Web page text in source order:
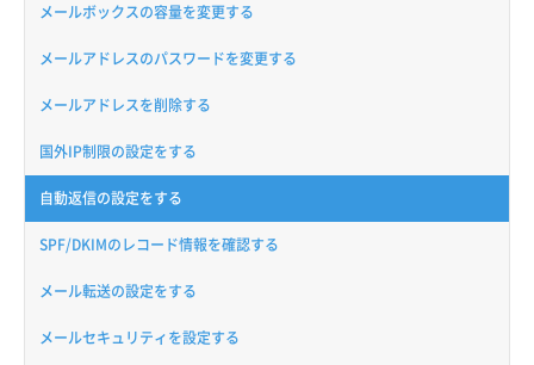
メールボックスの容量を変更する
メールアドレスのパスワードを変更する
メールアドレスを削除する
国外IP制限の設定をする
自動返信の設定をする
SPF/DKIMのレコード情報を確認する
メール転送の設定をする
メールセキュリティを設定する